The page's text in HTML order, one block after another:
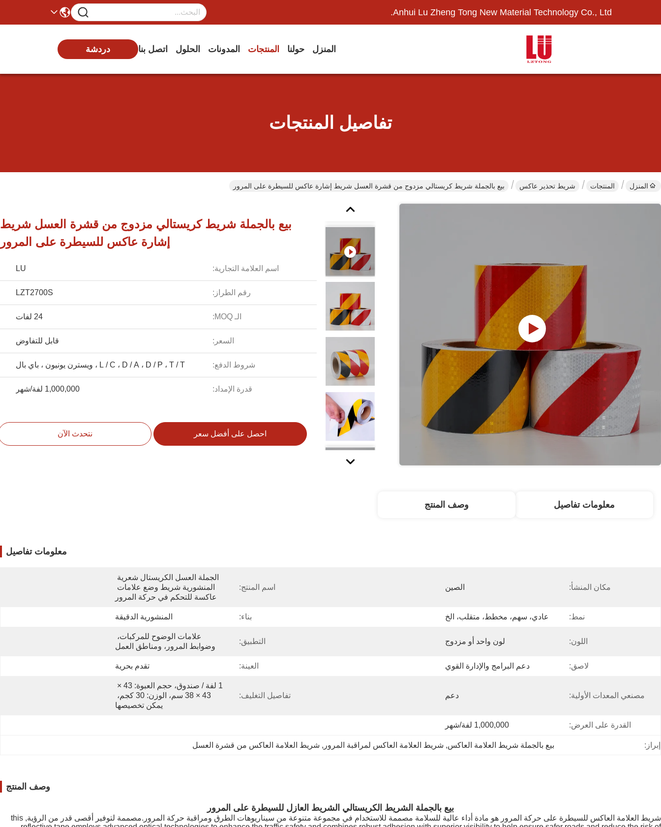
Anhui Lu Zheng Tong New Material Technology Co., Ltd.
المنزل حولنا المنتجات المدونات الحلول اتصل بنا دردشة
تفاصيل المنتجات
المنزل المنتجات شريط تحذير عاكس بيع بالجملة شريط كريستالي مزدوج من قشرة العسل شريط إشارة عاكس للسيطرة على المرور
بيع بالجملة شريط كريستالي مزدوج من قشرة العسل شريط
إشارة عاكس للسيطرة على المرور
اسم العلامة التجارية: LU
رقم الطراز: LZT2700S
الـ MOQ: 24 لفات
السعر: قابل للتفاوض
شروط الدفع: L / C ، D / A ، D / P ، T / T ، ويسترن يونيون ، باي بال
قدرة الإمداد: 1,000,000 لفة/شهر
احصل على أفضل سعر نتحدث الآن
معلومات تفاصيل وصف المنتج
معلومات تفاصيل
مكان المنشأ: الصين اسم المنتج:
عاكسة للتحكم في حركة المرور
نمط: عادي، سهم، مخطط، متقلب، الخ بناء: المنشورية الدقيقة
اللون: لون واحد أو مزدوج التطبيق:
وضوابط المرور، ومناطق العمل
لاصق: دعم البرامج والإدارة القوي العينة: تقدم بحرية
مصنعي المعدات الأولية: دعم تفاصيل التغليف:
يمكن تخصيصها
القدرة على العرض: 1,000,000 لفة/شهر
إبراز: بيع بالجملة شريط العلامة العاكس, شريط العلامة العاكس لمراقبة المرور , شريط العلامة العاكس من قشرة العسل
وصف المنتج
بيع بالجملة الشريط الكريستالي الشريط العازل للسيطرة على المرور
شريط العلامة العاكس للسيطرة على حركة المرور هو مادة أداء عالية للسلامة مصممة للاستخدام في مجموعة متنوعة من سيناريوهات الطرق ومراقبة حركة المرور.مصممة لتوفير أقصى قدر من الرؤية, this